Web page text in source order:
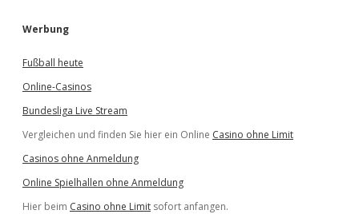
Werbung
Fußball heute
Online-Casinos
Bundesliga Live Stream
Vergleichen und finden Sie hier ein Online Casino ohne Limit
Casinos ohne Anmeldung
Online Spielhallen ohne Anmeldung
Hier beim Casino ohne Limit sofort anfangen.